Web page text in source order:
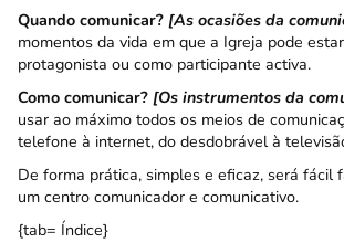
Quando comunicar? [As ocasiões da
momentos da vida em que a Igreja pode
protagonista ou como participante activa.
Como comunicar? [Os instrumentos da
usar ao máximo todos os meios de
telefone à internet, do desdobrável à
De forma prática, simples e eficaz, será fácil
um centro comunicador e comunicativo.
{tab= Índice}